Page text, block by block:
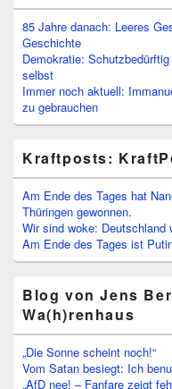
85 Jahre danach: Leeres
Geschichte
Demokratie:
selbst
Immer noch aktuell:
zu gebrauchen
Kraftposts:
Am Ende des Tages hat
Thüringen gewonnen.
Wir sind woke: Deutschland
Am Ende des Tages ist
Blog von Jens
Wa(h)renhaus
„Die Sonne scheint noch!“
Vom Satan besiegt: Ich
„AfD nee! – Fanfare zeigt